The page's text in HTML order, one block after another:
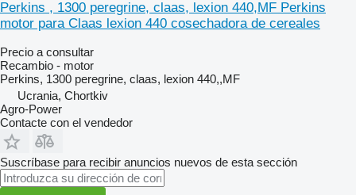
Perkins , 1300 peregrine, claas, lexion 440,MF Perkins
motor para Claas lexion 440 cosechadora de cereales
Precio a consultar
Recambio - motor
Perkins, 1300 peregrine, claas, lexion 440,,MF
Ucrania, Chortkiv
Agro-Power
Contacte con el vendedor
Suscríbase para recibir anuncios nuevos de esta sección